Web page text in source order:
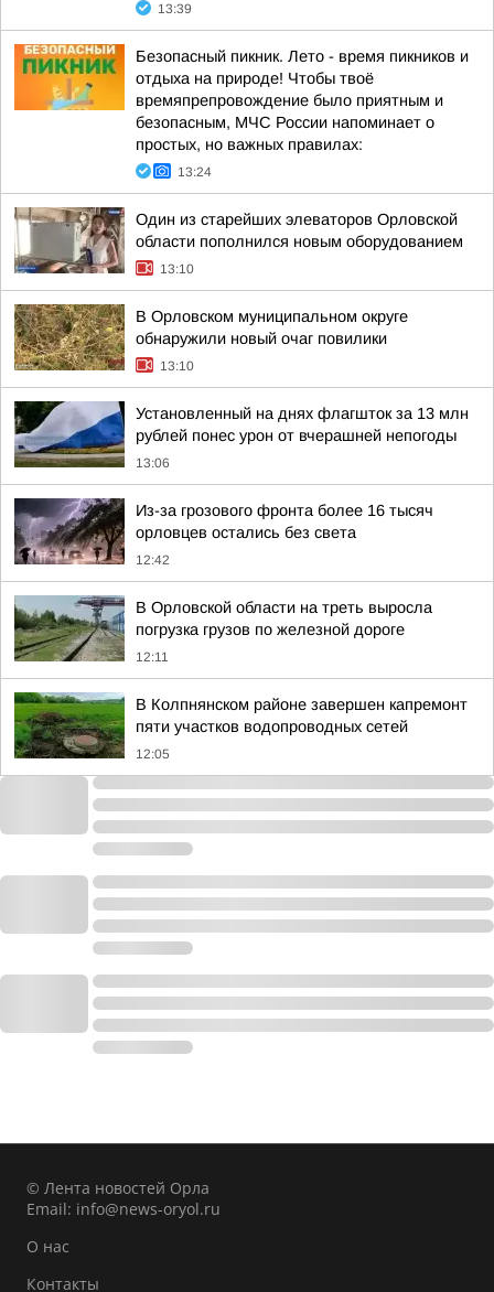
13:39
Безопасный пикник. Лето - время пикников и
отдыха на природе! Чтобы твоё
времяпрепровождение было приятным и
безопасным, МЧС России напоминает о
простых, но важных правилах:
13:24
Один из старейших элеваторов Орловской
области пополнился новым оборудованием
13:10
В Орловском муниципальном округе
обнаружили новый очаг повилики
13:10
Установленный на днях флагшток за 13 млн
рублей понес урон от вчерашней непогоды
13:06
Из-за грозового фронта более 16 тысяч
орловцев остались без света
12:42
В Орловской области на треть выросла
погрузка грузов по железной дороге
12:11
В Колпнянском районе завершен капремонт
пяти участков водопроводных сетей
12:05
© Лента новостей Орла
Email: info@news-oryol.ru
О нас
Контакты